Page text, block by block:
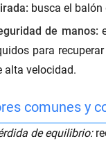
busca el balón
de manos:
para
alta velocidad.
comunes y
de equilibrio: